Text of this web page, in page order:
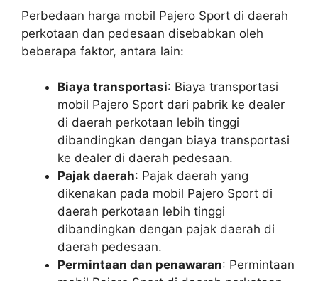
Perbedaan harga mobil Pajero Sport di daerah
perkotaan dan pedesaan disebabkan oleh
beberapa faktor, antara lain:
Biaya transportasi: Biaya transportasi
mobil Pajero Sport dari pabrik ke dealer
di daerah perkotaan lebih tinggi
dibandingkan dengan biaya transportasi
ke dealer di daerah pedesaan.
Pajak daerah: Pajak daerah yang
dikenakan pada mobil Pajero Sport di
daerah perkotaan lebih tinggi
dibandingkan dengan pajak daerah di
daerah pedesaan.
Permintaan dan penawaran: Permintaan